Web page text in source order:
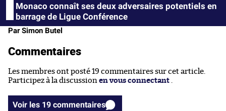
Monaco connaît ses deux adversaires potentiels en
barrage de Ligue Conférence
Par Simon Butel
Commentaires
Les membres ont posté 19 commentaires sur cet article.
Participez à la discussion en vous connectant
Voir les 19 commentaires